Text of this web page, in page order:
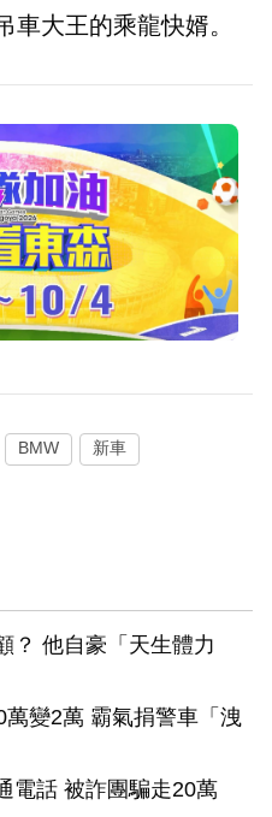
車大王的乘龍快婿。
BMW 新車
？ 他自豪「天生體力
變2萬 霸氣捐警車「洩
電話 被詐團騙走20萬